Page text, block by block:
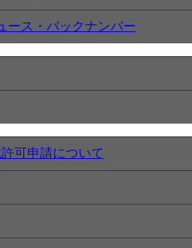
ース・バックナンバー
可申請について